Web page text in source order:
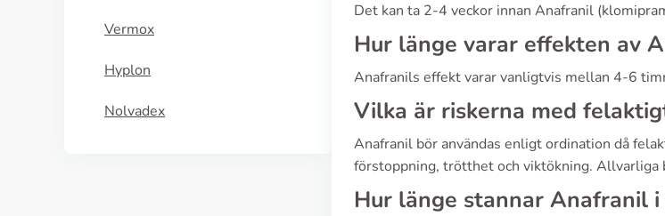
Vermox
Hyplon
Nolvadex
Det kan ta 2-4 veckor innan Anafranil
Hur länge varar effekten av
Anafranils effekt varar vanligtvis mellan 4-6
Vilka är riskerna med
Anafranil bör användas enligt ordination då
förstoppning, trötthet och viktökning. Allvarliga
Hur länge stannar Anafranil i